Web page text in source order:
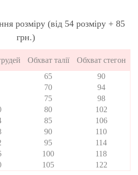
розміру (від 54 розміру + 85
грн.)
Обхват талії
Обхват стегон
65
90
70
94
75
98
80
102
85
106
90
110
95
114
100
118
105
122